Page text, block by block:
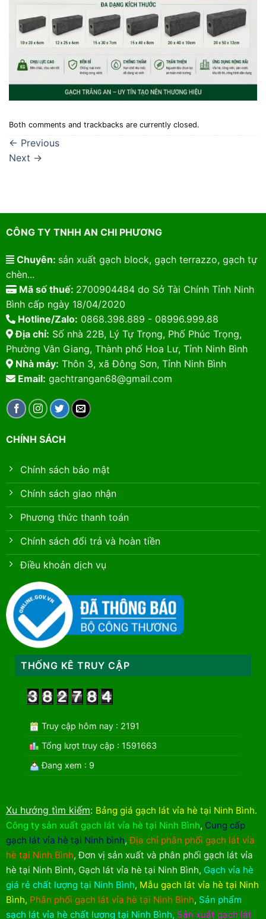
Both comments and trackbacks are currently closed.
← Previous
Next →
CÔNG TY TNHH AN CHI PHƯƠNG
Chuyên: sản xuất gạch block, gạch terrazzo, gạch tự
chèn...
Mã số thuế: 2700904484 do Sở Tài Chính Tỉnh Ninh
Bình cấp ngày 18/04/2020
Hotline/Zalo: 0868.398.889 - 08996.999.88
Địa chỉ: Số nhà 22B, Lý Tự Trọng, Phố Phúc Trọng,
Phường Vân Giang, Thành phố Hoa Lư, Tỉnh Ninh Bình
Nhà máy: Thôn 3, xã Đông Sơn, Tỉnh Ninh Bình
Email: gachtrangan68@gmail.com
CHÍNH SÁCH
Chính sách bảo mật
Chính sách giao nhận
Phương thức thanh toán
Chính sách đổi trả và hoàn tiền
Điều khoản dịch vụ
THỐNG KÊ TRUY CẬP
Truy cập hôm nay : 2191
Tổng lượt truy cập : 1591663
Đang xem : 9
Xu hướng tìm kiếm: Bảng giá gạch lát vỉa hè tại Ninh Bình.
Công ty sản xuất gạch lát vỉa hè tại Ninh Bình, Cung cấp
gạch lát vỉa hè tại Ninh bình,Địa chỉ phân phối gạch lát vỉa
hè tại Ninh Bình,Đơn vị sản xuất và phân phối gạch lát vỉa
hè tại Ninh Bình, Gạch lát vỉa hè tại Ninh Bình, Gạch vỉa hè
giá rẻ chất lượng tại Ninh Bình, Mẫu gạch lát vỉa hè tại Ninh
Bình, Phân phối gạch lát vỉa hè tại Ninh Bình, Sản phẩm
sạch lát vỉa hè chất lượng tại Ninh Bình, Sản xuất gạch lát